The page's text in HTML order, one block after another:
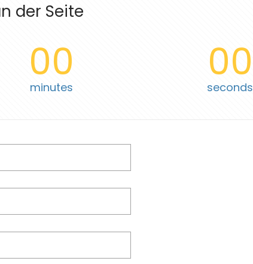
der Seite
00
minutes
00
seconds